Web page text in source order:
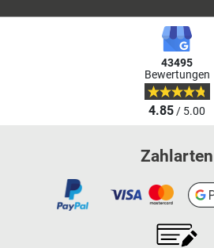
43495
Bewertungen
4.85/ 5.00
Zahlarten